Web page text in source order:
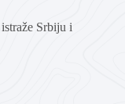
Srbiju i